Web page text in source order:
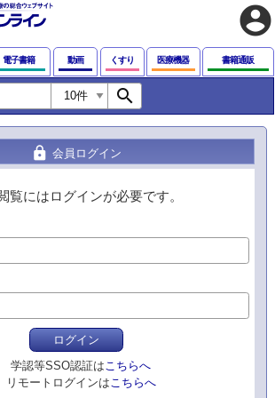
account_circle
電子書籍 動画 くすり 医療機器 書籍通販
search
lock 会員ログイン
覧にはログインが必要です。
ログイン
学認等SSO認証はこちらへ
リモートログインはこちらへ